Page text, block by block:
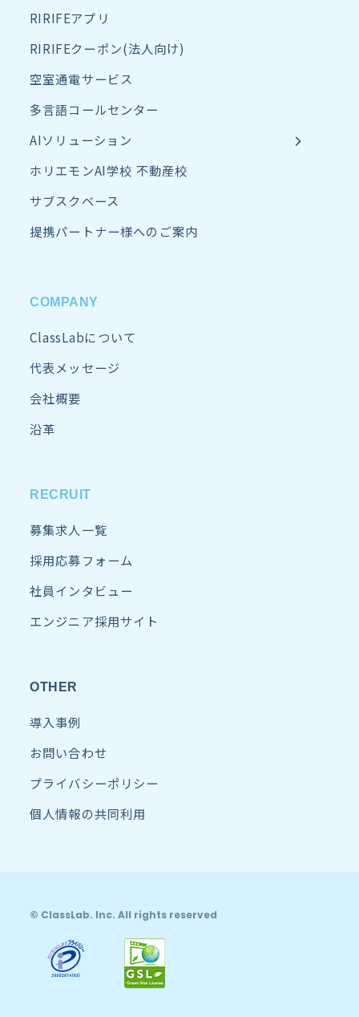
RIRIFEアプリ
RIRIFEクーポン(法人向け)
空室通電サービス
多言語コールセンター
AIソリューション
ホリエモンAI学校 不動産校
サブスクベース
提携パートナー様へのご案内
COMPANY
ClassLabについて
代表メッセージ
会社概要
沿革
RECRUIT
募集求人一覧
採用応募フォーム
社員インタビュー
エンジニア採用サイト
OTHER
導入事例
お問い合わせ
プライバシーポリシー
個人情報の共同利用
© ClassLab. Inc. All rights reserved